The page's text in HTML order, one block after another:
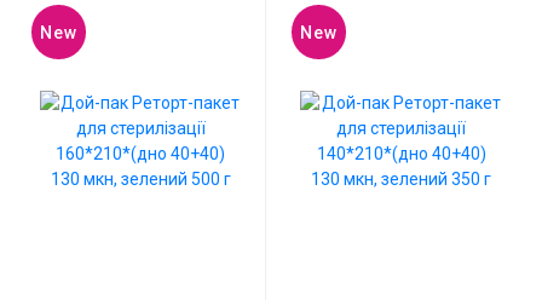
New New